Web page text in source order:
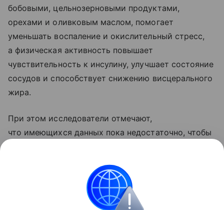
бобовыми, цельнозерновыми продуктами,
орехами и оливковым маслом, помогает
уменьшать воспаление и окислительный стресс,
а физическая активность повышает
чувствительность к инсулину, улучшает состояние
сосудов и способствует снижению висцерального
жира.
При этом исследователи отмечают,
что имеющихся данных пока недостаточно, чтобы
чем каждый из этих методов по отдельности.